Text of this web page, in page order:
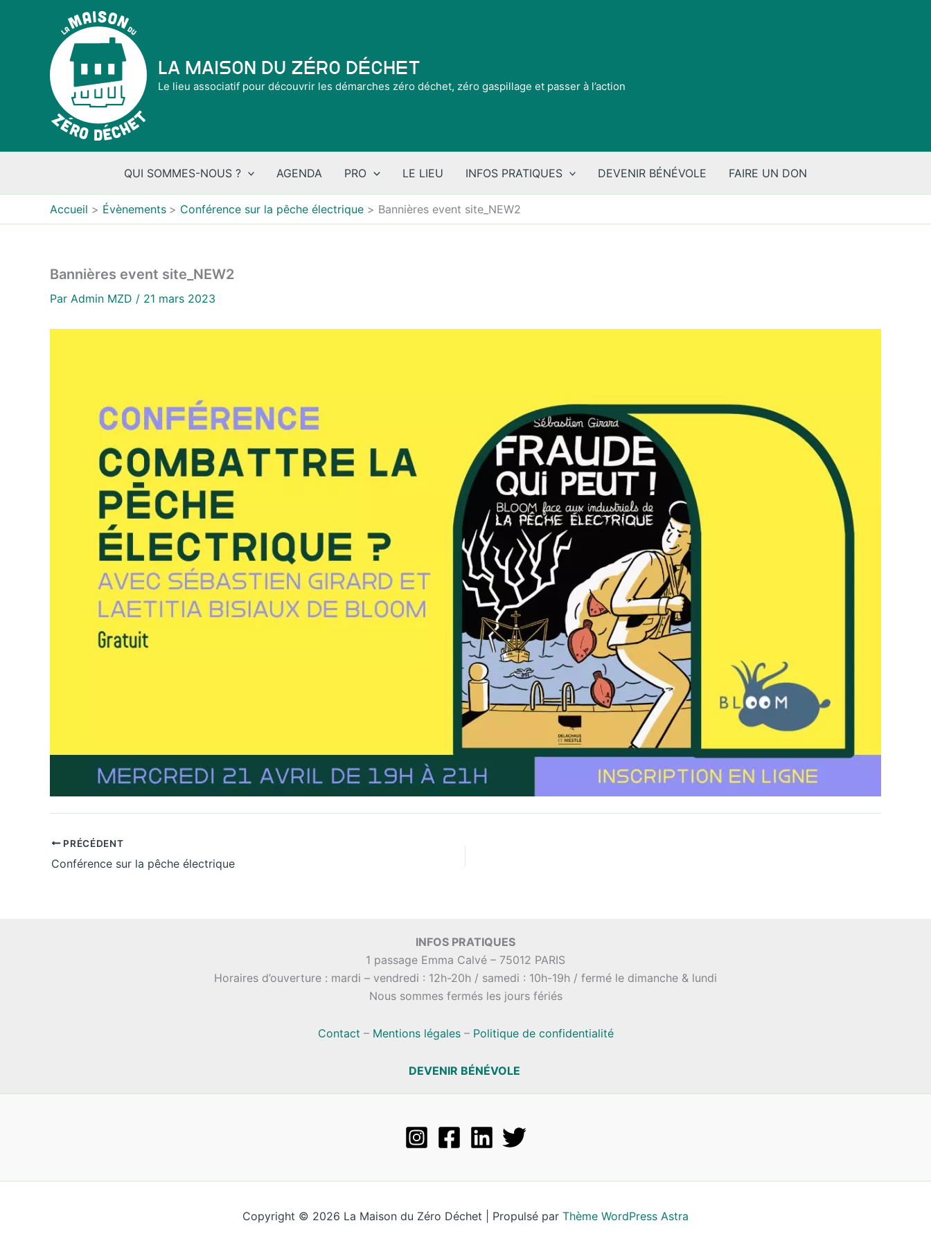
La Maison du Zéro Déchet
Le lieu associatif pour découvrir les démarches zéro déchet, zéro gaspillage et passer à l’action
QUI SOMMES-NOUS ? AGENDA PRO LE LIEU INFOS PRATIQUES DEVENIR BÉNÉVOLE FAIRE UN DON
Accueil Évènements Conférence sur la pêche électrique Bannières event site_NEW2
Bannières event site_NEW2
Par Admin MZD / 21 mars 2023
PRÉCÉDENT
Conférence sur la pêche électrique
INFOS PRATIQUES
1 passage Emma Calvé – 75012 PARIS
Horaires d’ouverture : mardi – vendredi : 12h-20h / samedi : 10h-19h / fermé le dimanche & lundi
Nous sommes fermés les jours fériés
Contact – Mentions légales– Politique de confidentialité
DEVENIR BÉNÉVOLE
Copyright © 2026 La Maison du Zéro Déchet | Propulsé par Thème WordPress Astra